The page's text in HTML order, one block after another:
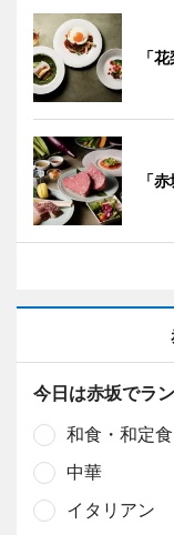
「
「
今日は赤坂でラ
和食・和定食
中華
イタリアン